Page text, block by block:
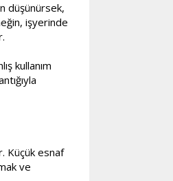
düşünürsek,
işyerinde
kullanım
Küçük esnaf
ve